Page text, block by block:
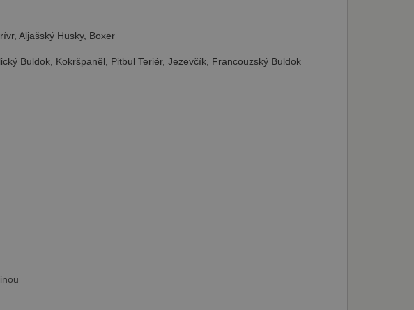
Aljašský Husky, Boxer
Buldok, Kokršpaněl, Pitbul Teriér, Jezevčík, Francouzský Buldok